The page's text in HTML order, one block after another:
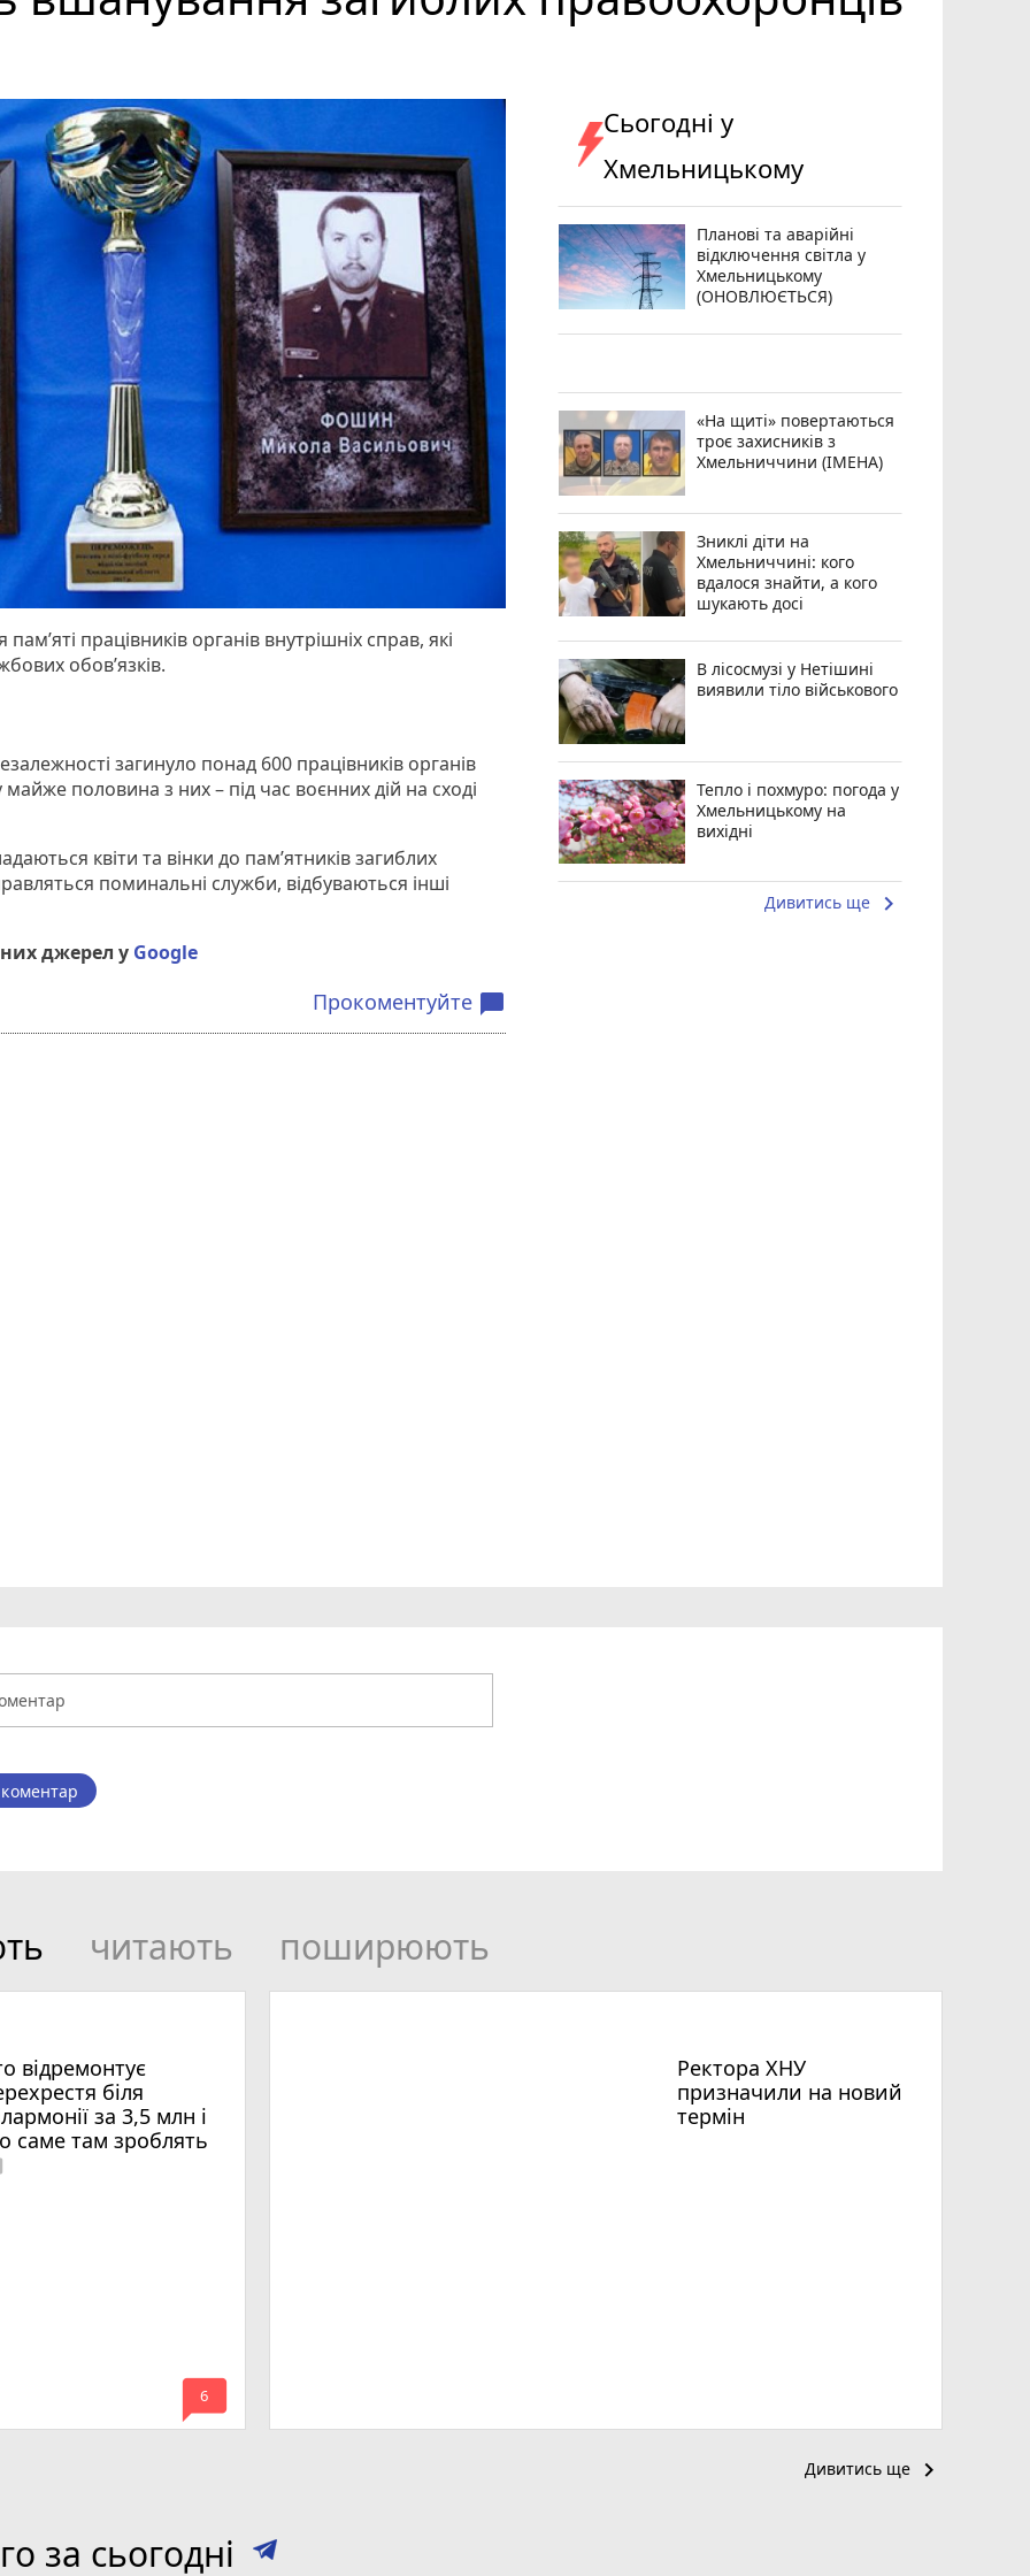
працівників органів внутрішніх справ, які
обов’язків.
загинуло понад 600 працівників органів
половина з них – під час воєнних дій на сході
квіти та вінки до пам’ятників загиблих
поминальні служби, відбуваються інші
джерел у Google
Прокоментуйте chat_bubble
Сьогодні у
Хмельницькому
Планові та аварійні
відключення світла у
Хмельницькому
(ОНОВЛЮЄТЬСЯ)
«На щиті» повертаються
троє захисників з
Хмельниччини (ІМЕНА)
Зниклі діти на
Хмельниччині: кого
вдалося знайти, а кого
шукають досі
В лісосмузі у Нетішині
виявили тіло військового
Тепло і похмуро: погода у
Хмельницькому на
вихідні
Дивитись ще keyboard_arrow_right
читають поширюють
відремонтує
біля
за 3,5 млн і
саме там зроблять
mode_comment
6
Ректора ХНУ
призначили на новий
термін
Дивитись ще keyboard_arrow_right
за сьогодні